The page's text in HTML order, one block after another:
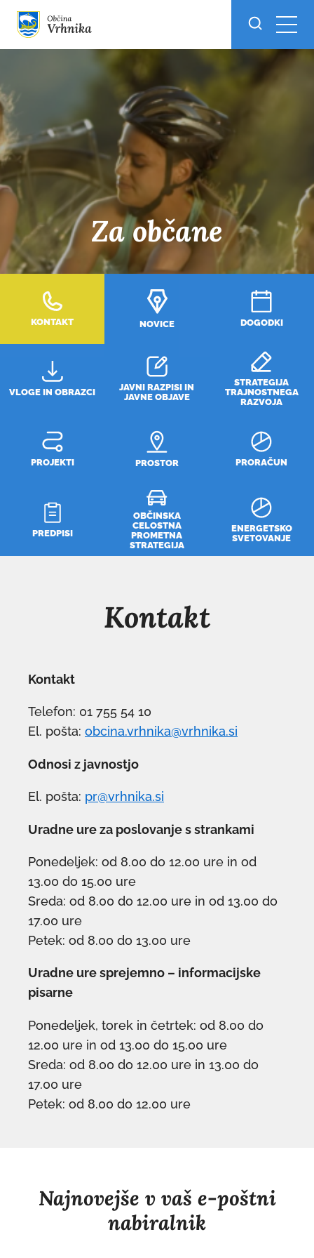
Skoči do osrednje vsebine
Za občane
KONTAKT NOVICE DOGODKI
VLOGE IN OBRAZCI
JAVNI RAZPISI IN
JAVNE OBJAVE
STRATEGIJA
TRAJNOSTNEGA
RAZVOJA
PROJEKTI PROSTOR PRORAČUN
PREDPISI
OBČINSKA
CELOSTNA
PROMETNA
STRATEGIJA
ENERGETSKO
SVETOVANJE
Kontakt
Kontakt
Telefon: 01 755 54 10
El. pošta: obcina.vrhnika@vrhnika.si
Odnosi z javnostjo
El. pošta: pr@vrhnika.si
Uradne ure za poslovanje s strankami
Ponedeljek: od 8.00 do 12.00 ure in od
13.00 do 15.00 ure
Sreda: od 8.00 do 12.00 ure in od 13.00 do
17.00 ure
Petek: od 8.00 do 13.00 ure
Uradne ure sprejemno – informacijske
pisarne
Ponedeljek, torek in četrtek: od 8.00 do
12.00 ure in od 13.00 do 15.00 ure
Sreda: od 8.00 do 12.00 ure in 13.00 do
17.00 ure
Petek: od 8.00 do 12.00 ure
Najnovejše v vaš e-poštni
nabiralnik